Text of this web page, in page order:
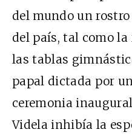
del mundo un
del país, tal como
las tablas
papal dictada por
ceremonia
Videla inhibía la